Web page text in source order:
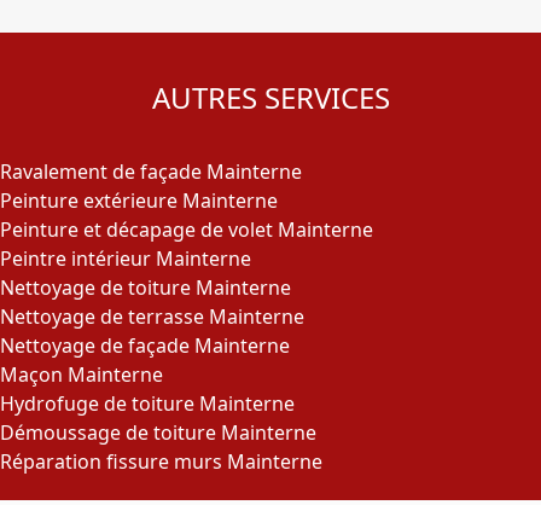
AUTRES SERVICES
Ravalement de façade Mainterne
Peinture extérieure Mainterne
Peinture et décapage de volet Mainterne
Peintre intérieur Mainterne
Nettoyage de toiture Mainterne
Nettoyage de terrasse Mainterne
Nettoyage de façade Mainterne
Maçon Mainterne
Hydrofuge de toiture Mainterne
Démoussage de toiture Mainterne
Réparation fissure murs Mainterne